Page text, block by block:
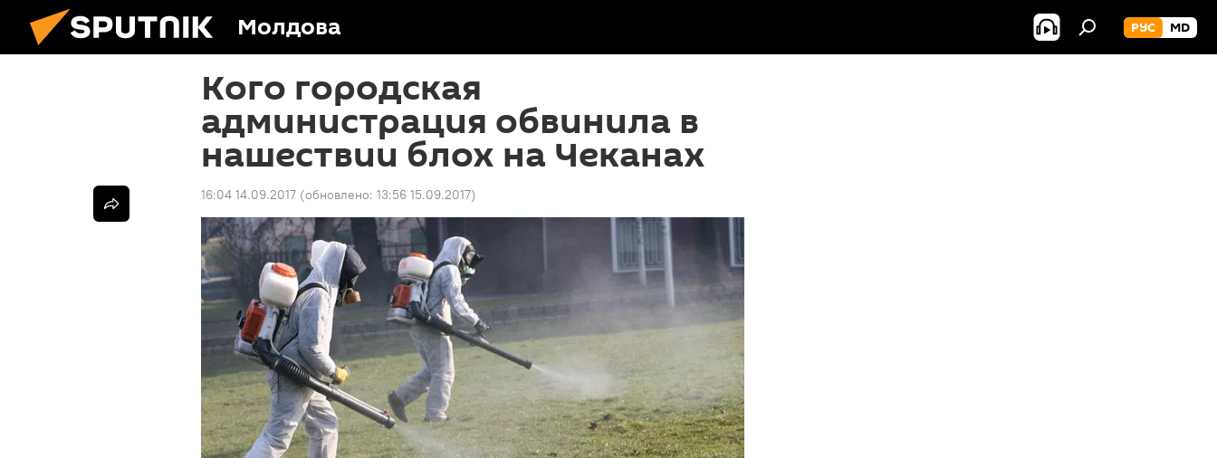
Молдова РУС MD
Кого городская
администрация обвинила в
нашествии блох на Чеканах
16:04 14.09.2017 (обновлено: 13:56 15.09.2017)